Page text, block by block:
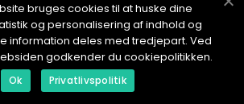
web:www.klikko.dk
bruges cookies til at huske dine
og personalisering af indhold og
information deles med tredjepart. Ved
godkender du cookiepolitikken.
Ok Privatlivspolitik